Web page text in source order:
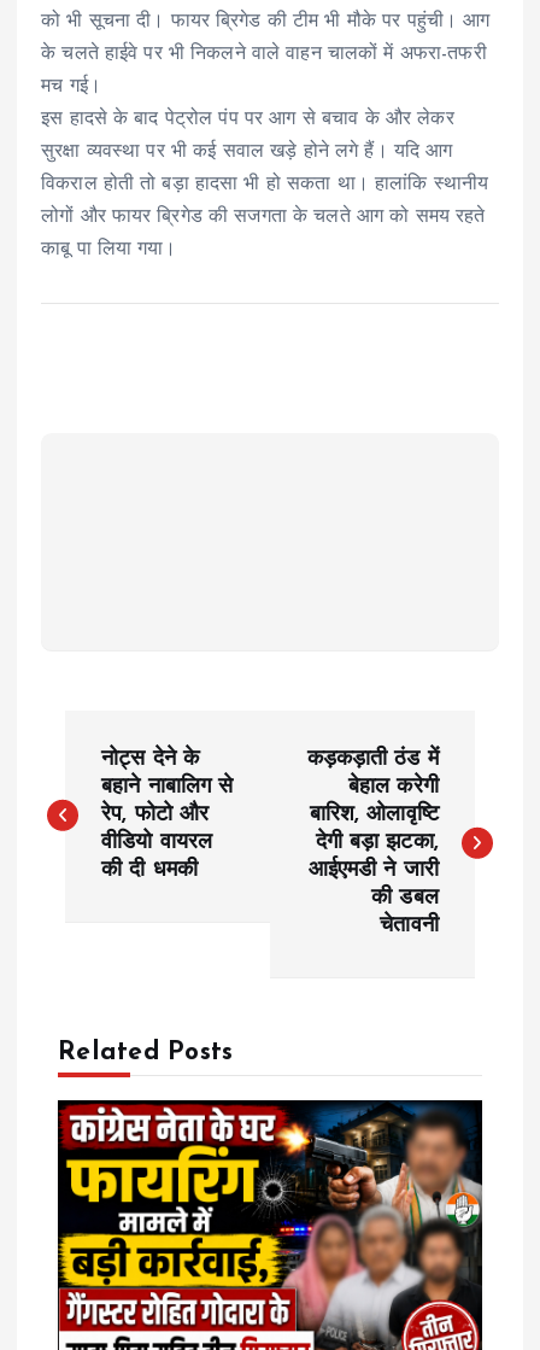
को भी सूचना दी। फायर ब्रिगेड की टीम भी मौके पर पहुंची। आग
के चलते हाईवे पर भी निकलने वाले वाहन चालकों में अफरा-तफरी
मच गई।
इस हादसे के बाद पेट्रोल पंप पर आग से बचाव के और लेकर
सुरक्षा व्यवस्था पर भी कई सवाल खड़े होने लगे हैं। यदि आग
विकराल होती तो बड़ा हादसा भी हो सकता था। हालांकि स्थानीय
लोगों और फायर ब्रिगेड की सजगता के चलते आग को समय रहते
काबू पा लिया गया।
o
a
v
a
नोट्स देने के
बहाने नाबालिग से
रेप, फोटो और
वीडियो वायरल
की दी धमकी
कड़कड़ाती ठंड में
बेहाल करेगी
बारिश, ओलावृष्टि
देगी बड़ा झटका,
आईएमडी ने जारी
की डबल
चेतावनी
Related Posts